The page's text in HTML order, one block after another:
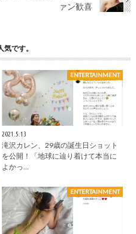
ァン歓喜
です。
ENTERTAINMENT
2021.5.13
滝沢カレン、29歳の誕生日ショット
を公開！「地球に辿り着けて本当に
よかっ…
ENTERTAINMENT